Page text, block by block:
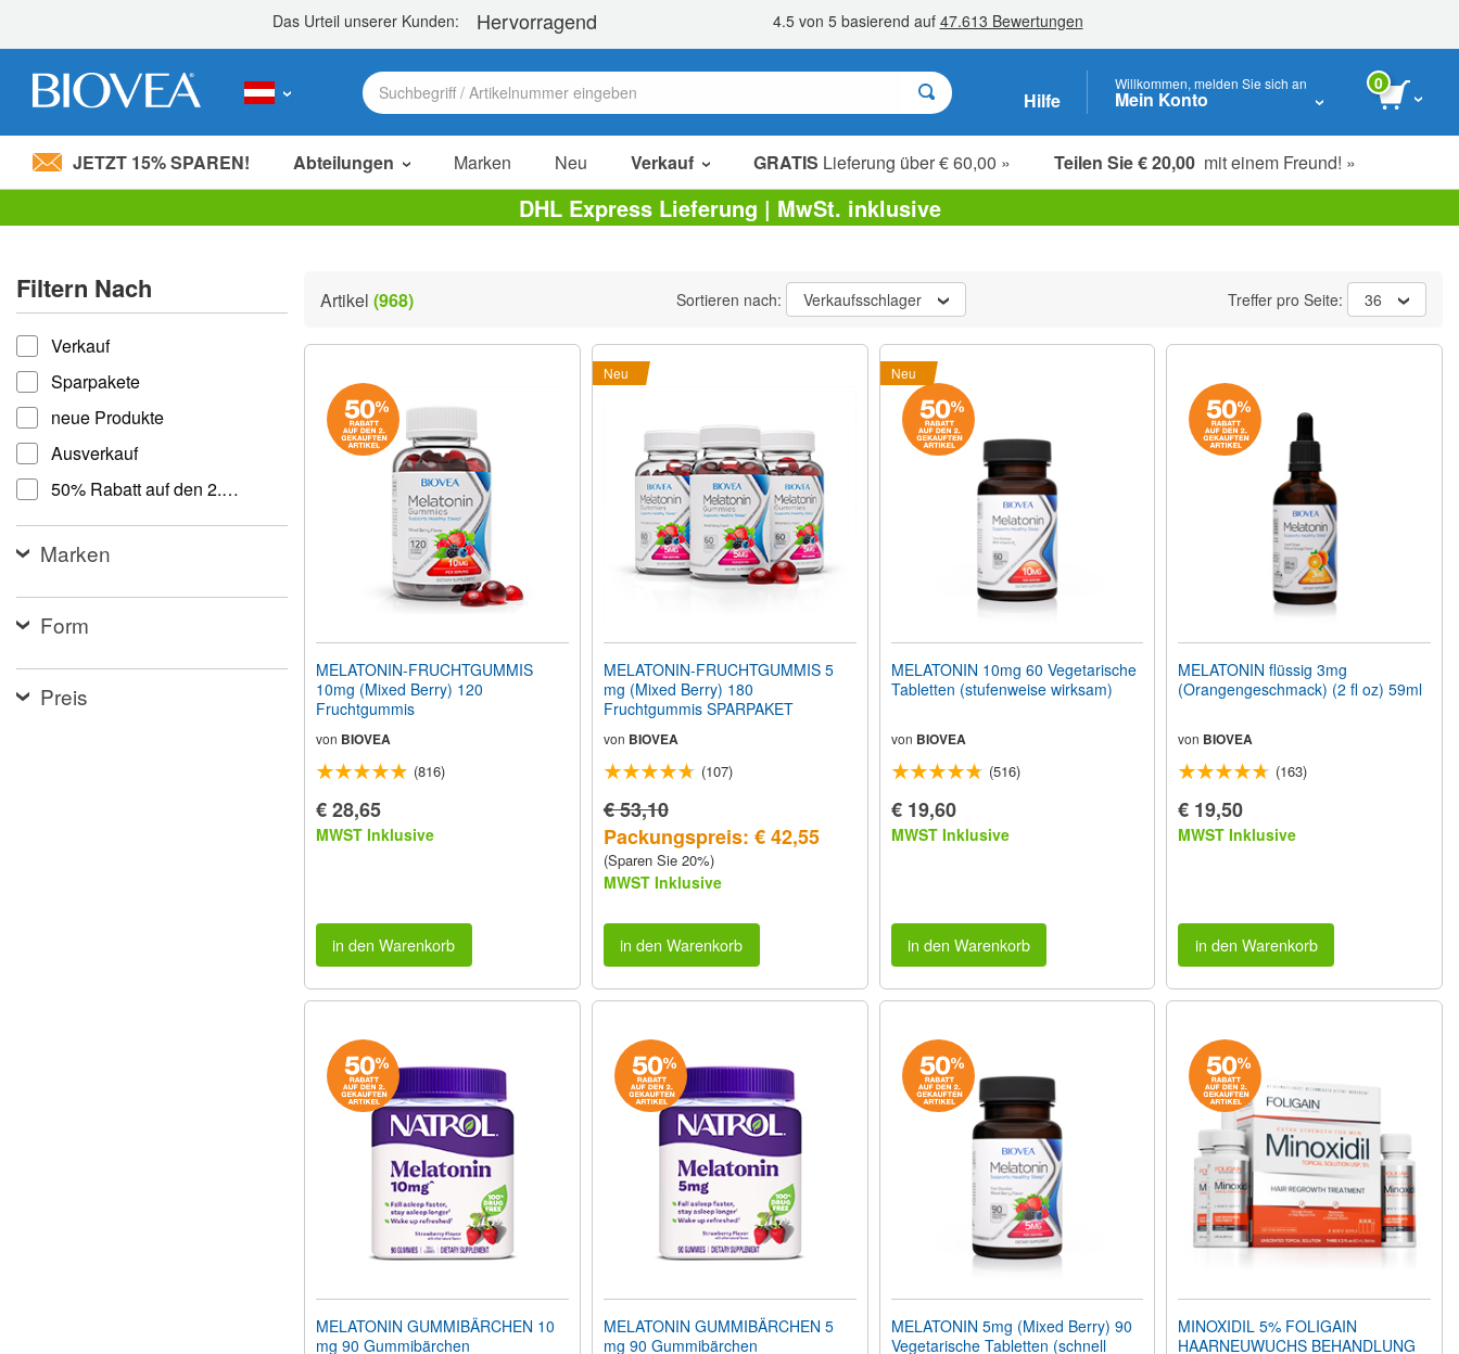
Bitte
Diese
Website
ein
Barrierefreiheitssystem.
Drücken
Sie
Strg-
F11,
um
die
Website
an
anzupassen,
einen
Bildschirmleser
verwenden;
Sie
Strg-
Hilfe
Willkommen, melden Sie sich an
Mein Konto
0
JETZT 15% SPAREN! Abteilungen Marken Neu Verkauf GRATIS Lieferung über € 60,00 » Teilen Sie € 20,00 mit einem Freund! »
Sale Artikel
Sparpakete
DHL Express Lieferung | MwSt. inklusive
Filtern Nach
filtern nach
Verkauf
Sparpakete
neue Produkte
Ausverkauf
50% Rabatt auf den 2. gekauften Artikel
Marken
Form
Preis
Artikel (968) Sortieren nach: Verkaufsschlager Treffer pro Seite: 36
MELATONIN-FRUCHTGUMMIS
10mg (Mixed Berry) 120
Fruchtgummis
von BIOVEA
(816)
€ 28,65
MWST Inklusive
in den Warenkorb
Neu
MELATONIN-FRUCHTGUMMIS 5
mg (Mixed Berry) 180
Fruchtgummis SPARPAKET
von BIOVEA
(107)
€ 53,10
Packungspreis: € 42,55
(Sparen Sie 20%)
MWST Inklusive
in den Warenkorb
Neu
MELATONIN 10mg 60 Vegetarische
Tabletten (stufenweise wirksam)
von BIOVEA
(516)
€ 19,60
MWST Inklusive
in den Warenkorb
MELATONIN flüssig 3mg
(Orangengeschmack) (2 fl oz) 59ml
von BIOVEA
(163)
€ 19,50
MWST Inklusive
in den Warenkorb
MELATONIN GUMMIBÄRCHEN 10
mg 90 Gummibärchen
MELATONIN GUMMIBÄRCHEN 5
mg 90 Gummibärchen
MELATONIN 5mg (Mixed Berry) 90
Vegetarische Tabletten (schnell
MINOXIDIL 5% FOLIGAIN
HAARNEUWUCHS BEHANDLUNG